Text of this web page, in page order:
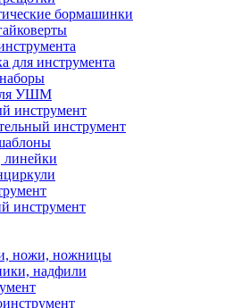
бормашинки
для инструмента
УШМ
инструмент
инструмент
линейки
инструмент
ножи, ножницы
надфили